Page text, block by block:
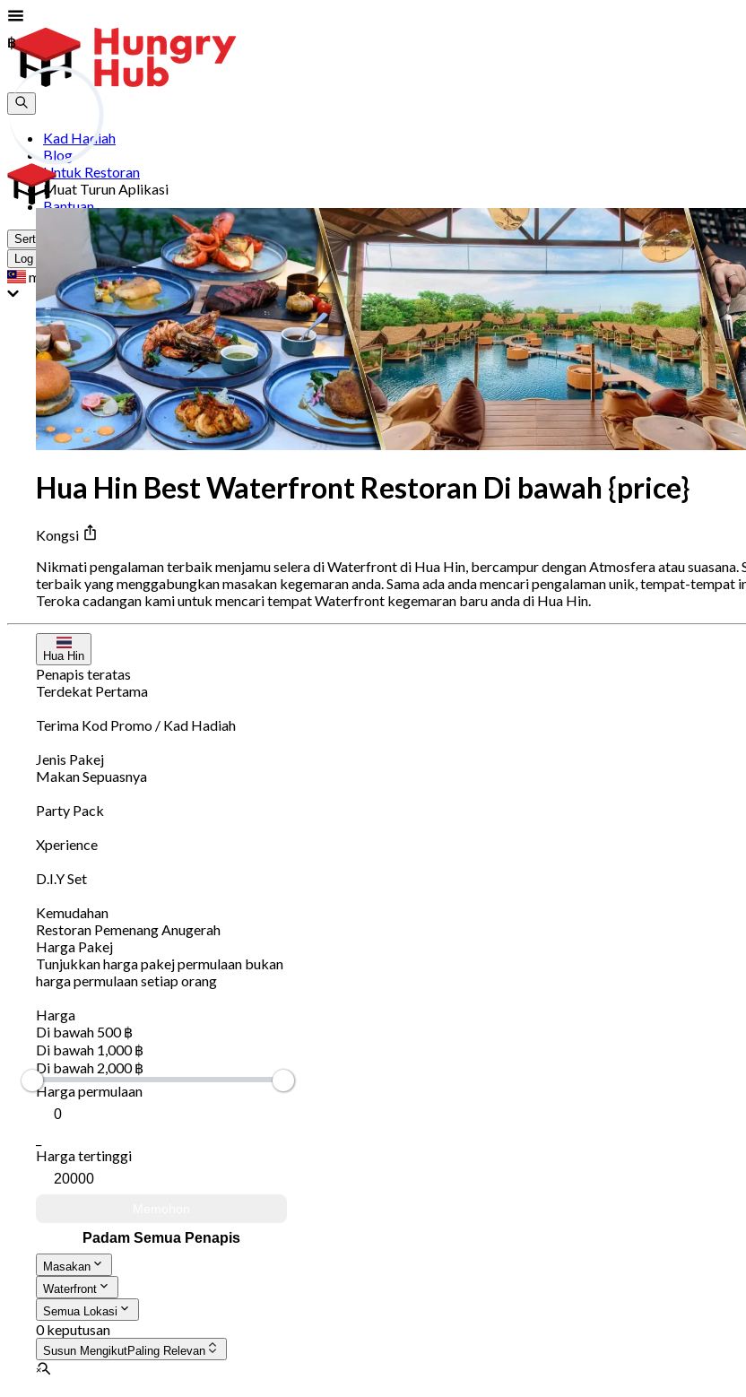
Kad Hadiah
Blog
Untuk Restoran
Muat Turun Aplikasi
Bantuan
Sertai
Log Masuk
my
Hua Hin Best Waterfront Restoran Di bawah {price}
Kongsi
Nikmati pengalaman terbaik menjamu selera di Waterfront di Hua Hin, bercampur dengan Atmosfera atau
terbaik yang menggabungkan masakan kegemaran anda. Sama ada anda mencari pengalaman unik, tempat-
Teroka cadangan kami untuk mencari tempat Waterfront kegemaran baru anda di Hua Hin.
Hua Hin
Penapis teratas
Terdekat Pertama
Terima Kod Promo / Kad Hadiah
Jenis Pakej
Makan Sepuasnya
Party Pack
Xperience
D.I.Y Set
Kemudahan
Restoran Pemenang Anugerah
Harga Pakej
Tunjukkan harga pakej permulaan bukan
harga permulaan setiap orang
Harga
Di bawah 500 ฿
Di bawah 1,000 ฿
Di bawah 2,000 ฿
฿
Harga permulaan
฿
Harga tertinggi
Padam Semua Penapis
Masakan
Waterfront
Semua Lokasi
0 keputusan
Susun MengikutPaling Relevan